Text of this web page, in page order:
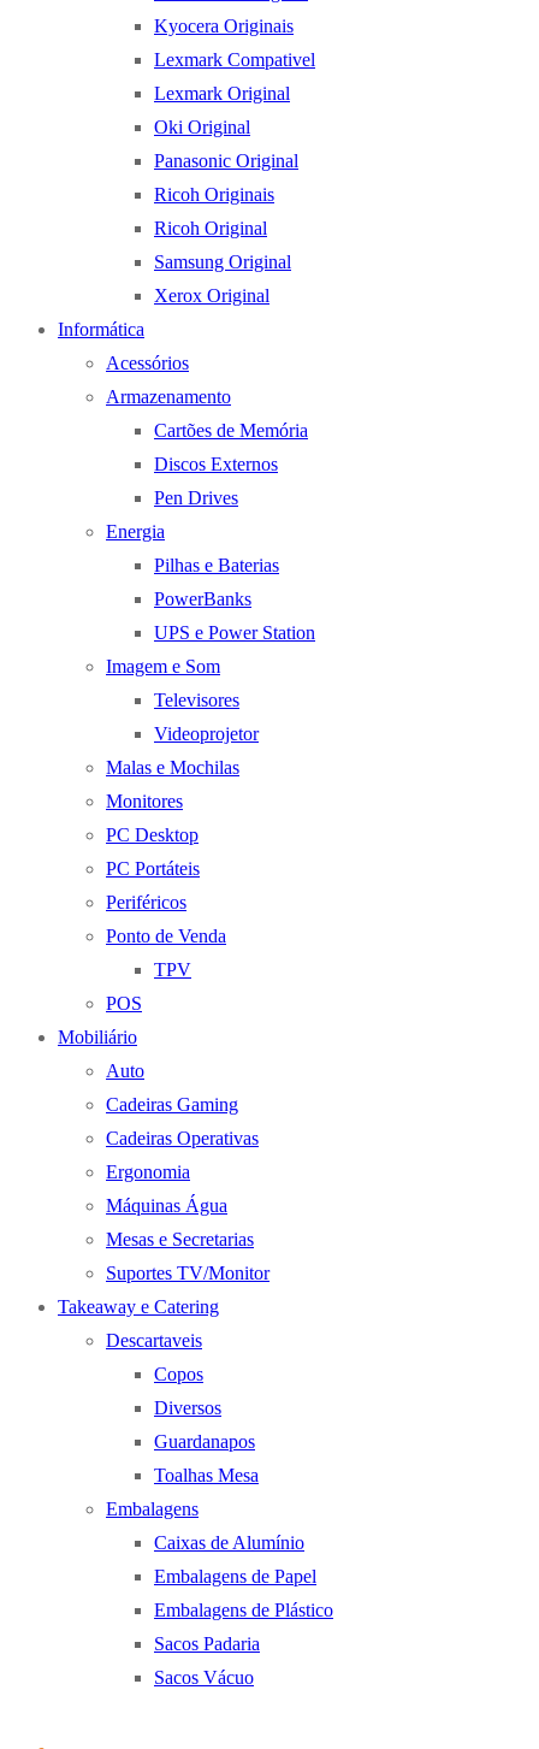
Kyocera Originais
Lexmark Compativel
Lexmark Original
Oki Original
Panasonic Original
Ricoh Originais
Ricoh Original
Samsung Original
Xerox Original
Informática
Acessórios
Armazenamento
Cartões de Memória
Discos Externos
Pen Drives
Energia
Pilhas e Baterias
PowerBanks
UPS e Power Station
Imagem e Som
Televisores
Videoprojetor
Malas e Mochilas
Monitores
PC Desktop
PC Portáteis
Periféricos
Ponto de Venda
TPV
POS
Mobiliário
Auto
Cadeiras Gaming
Cadeiras Operativas
Ergonomia
Máquinas Água
Mesas e Secretarias
Suportes TV/Monitor
Takeaway e Catering
Descartaveis
Copos
Diversos
Guardanapos
Toalhas Mesa
Embalagens
Caixas de Alumínio
Embalagens de Papel
Embalagens de Plástico
Sacos Padaria
Sacos Vácuo